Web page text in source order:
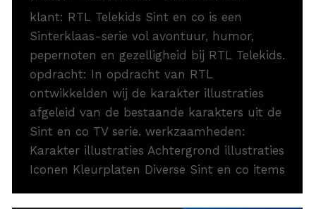
klant: RTL Telekids Sint en co is een
Sinterklaas-serie vol avontuur, humor,
pepernoten en gezelligheid bij RTL Telekids.
opdracht: In opdracht van RTL
ontwikkelden wij de karakter illustraties
afgeleid van de bestaande karakters uit de
Sint en co TV serie. werkzaamheden:
Karakter illustraties Achtergrond illustraties
Iconen Kleurplaten Diverse Sint en co items